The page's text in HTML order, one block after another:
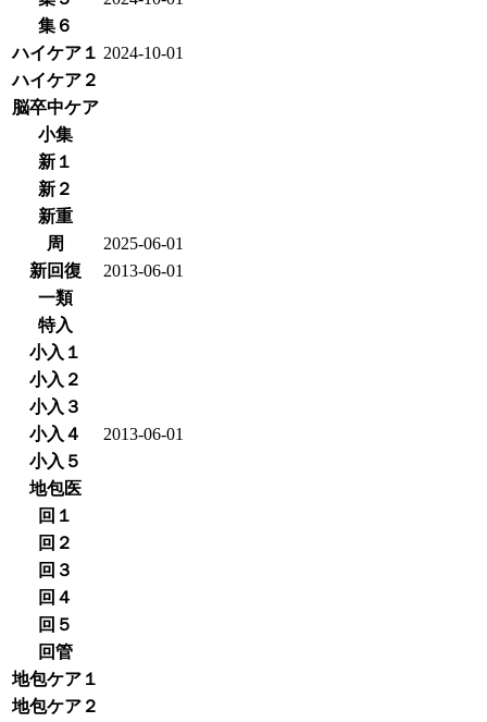
集６
ハイケア１ 2024-10-01
ハイケア２
脳卒中ケア
小集
新１
新２
新重
周
2025-06-01
新回復
2013-06-01
一類
特入
小入１
小入２
小入３
小入４
2013-06-01
小入５
地包医
回１
回２
回３
回４
回５
回管
地包ケア１
地包ケア２